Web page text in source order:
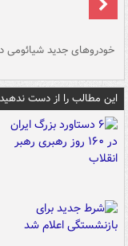
خودروهای جدید شیائومی در
این مطالب را از دست